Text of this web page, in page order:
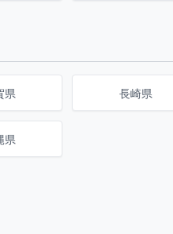
県 長崎県
県